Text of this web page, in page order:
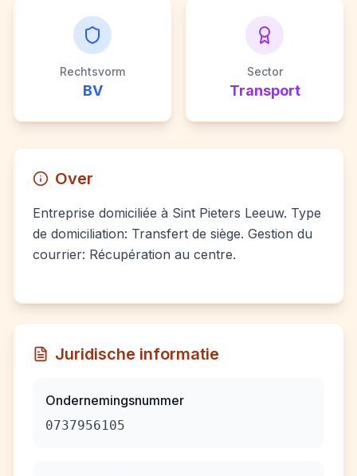
Rechtsvorm
BV
Sector
Transport
Over
Entreprise domiciliée à Sint Pieters Leeuw. Type
de domiciliation: Transfert de siège. Gestion du
courrier: Récupération au centre.
Juridische informatie
Ondernemingsnummer
0737956105